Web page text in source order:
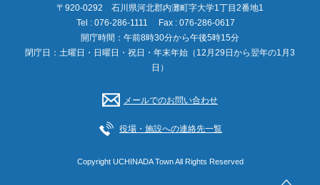
〒920-0292 石川県河北郡内灘町字大学1丁目2番地1
Tel : 076-286-1111
Fax : 076-286-0617
開庁時間：午前8時30分から午後5時15分
閉庁日：土曜日・日曜日・祝日・年末年始（12月29日から翌年の1月3
日）
メールでのお問い合わせ
役場・施設への連絡先一覧
Copyright UCHINADA Town All Rights Reserved